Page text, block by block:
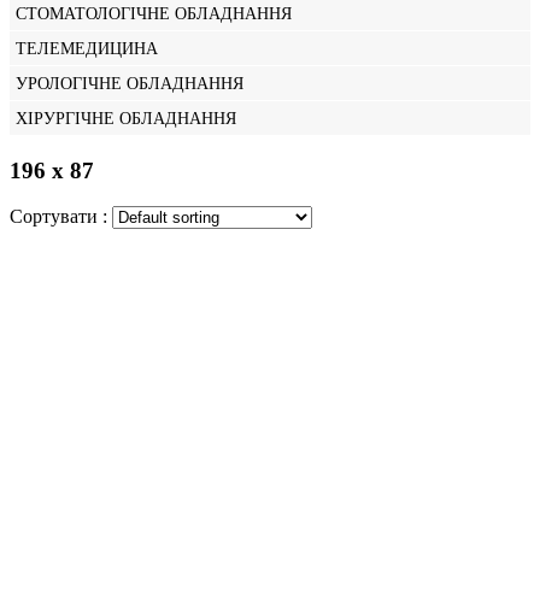
СТОМАТОЛОГІЧНЕ ОБЛАДНАННЯ
ТЕЛЕМЕДИЦИНА
УРОЛОГІЧНЕ ОБЛАДНАННЯ
ХІРУРГІЧНЕ ОБЛАДНАННЯ
196 х 87
Сортувати :